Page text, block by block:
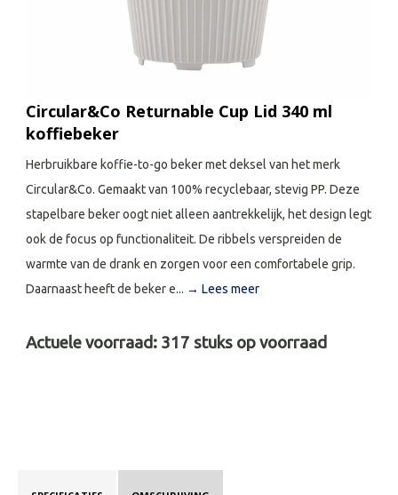
Circular&Co Returnable Cup Lid 340 ml
koffiebeker
Herbruikbare koffie-to-go beker met deksel van het merk
Circular&Co. Gemaakt van 100% recyclebaar, stevig PP. Deze
stapelbare beker oogt niet alleen aantrekkelijk, het design legt
ook de focus op functionaliteit. De ribbels verspreiden de
warmte van de drank en zorgen voor een comfortabele grip.
Daarnaast heeft de beker e... → Lees meer
Actuele voorraad: 317 stuks op voorraad